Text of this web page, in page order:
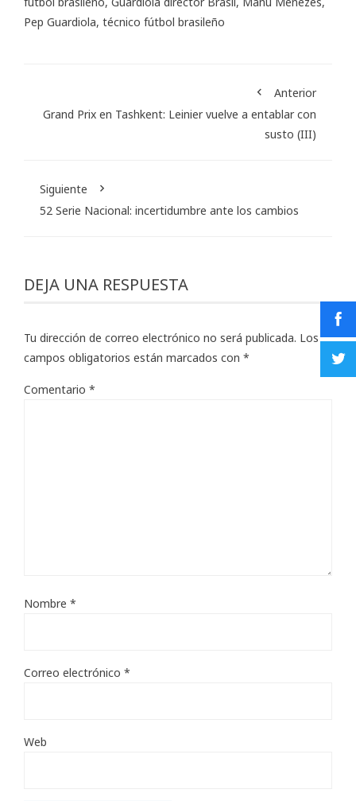
Pep Guardiola, técnico fútbol brasileño
Anterior
Grand Prix en Tashkent: Leinier vuelve a entablar con
susto (III)
Siguiente
52 Serie Nacional: incertidumbre ante los cambios
DEJA UNA RESPUESTA
Tu dirección de correo electrónico no será publicada. Los
campos obligatorios están marcados con *
Comentario *
Nombre *
Correo electrónico *
Web